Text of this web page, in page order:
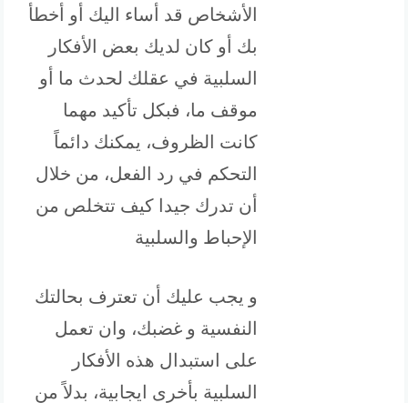
الأشخاص قد أساء اليك أو أخطأ
بك أو كان لديك بعض الأفكار
السلبية في عقلك لحدث ما أو
موقف ما، فبكل تأكيد مهما
كانت الظروف، يمكنك دائماً
التحكم في رد الفعل، من خلال
أن تدرك جيدا كيف تتخلص من
الإحباط والسلبية
و يجب عليك أن تعترف بحالتك
النفسية و غضبك، وان تعمل
على استبدال هذه الأفكار
السلبية بأخرى ايجابية، بدلاً من